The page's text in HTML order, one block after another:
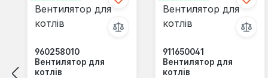
960258010
Вентилятор для
котлів
911650041
Вентилятор для
котлів